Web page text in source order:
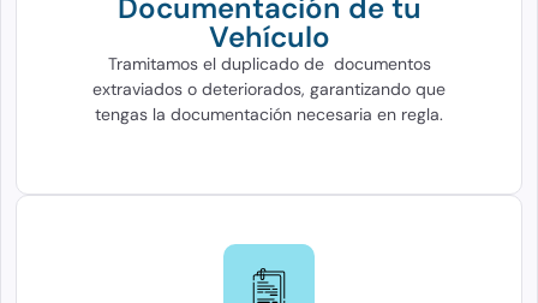
Documentación de tu
Vehículo
Tramitamos el duplicado de documentos
extraviados o deteriorados, garantizando que
tengas la documentación necesaria en regla.